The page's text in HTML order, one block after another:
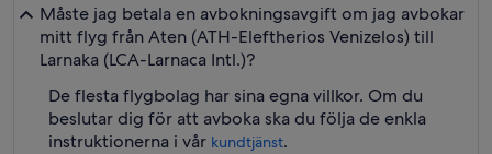
Måste jag betala en avbokningsavgift om jag avbokar
mitt flyg från Aten (ATH-Eleftherios Venizelos) till
Larnaka (LCA-Larnaca Intl.)?
De flesta flygbolag har sina egna villkor. Om du
beslutar dig för att avboka ska du följa de enkla
instruktionerna i vår kundtjänst.